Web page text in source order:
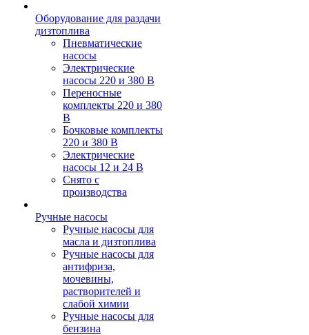
Оборудование для раздачи
дизтоплива
Пневматические
насосы
Электрические
насосы 220 и 380 В
Переносные
комплекты 220 и 380
В
Бочковые комплекты
220 и 380 В
Электрические
насосы 12 и 24 В
Снято с
производства
Ручные насосы
Ручные насосы для
масла и дизтоплива
Ручные насосы для
антифриза,
мочевины,
растворителей и
слабой химии
Ручные насосы для
бензина